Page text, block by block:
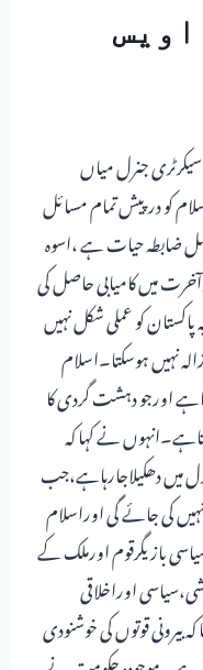
جنرل میاں
کو درپیش تمام مسائل
ضابطہ حیات ہے ،اسوہ
وآخرت میں کامیابی حاصل کی
کو عملی شکل نہیں
نہیں ہوسکتا۔اسلام
اورجو دہشت گردی کا
نے کہا کہ
میں دھکیلاجارہاہے،جب
کی جائے گی اوراسلام
بازیگرقوم اورملک کے
اوراخلاقی
بیرونی قوتوں کی خوشنودی